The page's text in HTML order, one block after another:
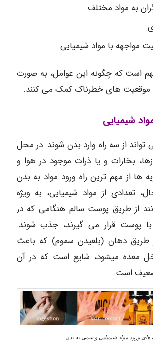
به مواد مختلف
مواجهه با مواد شیمیایی
است که چگونه این عوامل، به صورت
موقعیت های خطرناک کمک می کنند.
شیمیایی
تواند از سه راه وارد بدن شوند. در محل
بخارات و یا ذرات موجود در هوا و
ها از مهم ترین راه ورود مواد به بدن
تعدادی از مواد شیمیایی، به ویژه
از طریق پوست سالم هنگامی که در
پوست قرار می گیرند، جذب شوند.
دهان (بلعیدن سموم) که باعث
معده میشود، شایع است که در آن
است.
های ورود مواد شیمیایی و سمی به بدن